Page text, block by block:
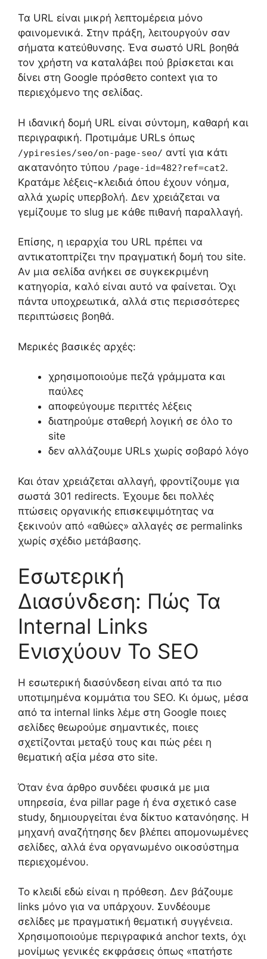
Τα URL είναι μικρή λεπτομέρεια μόνο
φαινομενικά. Στην πράξη, λειτουργούν σαν
σήματα κατεύθυνσης. Ένα σωστό URL βοηθά
τον χρήστη να καταλάβει πού βρίσκεται και
δίνει στη Google πρόσθετο context για το
περιεχόμενο της σελίδας.
Η ιδανική δομή URL είναι σύντομη, καθαρή και
περιγραφική. Προτιμάμε URLs όπως
/ypiresies/seo/on-page-seo/ αντί για κάτι
ακατανόητο τύπου /page-id=482?ref=cat2.
Κρατάμε λέξεις-κλειδιά όπου έχουν νόημα,
αλλά χωρίς υπερβολή. Δεν χρειάζεται να
γεμίζουμε το slug με κάθε πιθανή παραλλαγή.
Επίσης, η ιεραρχία του URL πρέπει να
αντικατοπτρίζει την πραγματική δομή του site.
Αν μια σελίδα ανήκει σε συγκεκριμένη
κατηγορία, καλό είναι αυτό να φαίνεται. Όχι
πάντα υποχρεωτικά, αλλά στις περισσότερες
περιπτώσεις βοηθά.
Μερικές βασικές αρχές:
χρησιμοποιούμε πεζά γράμματα και
παύλες
αποφεύγουμε περιττές λέξεις
διατηρούμε σταθερή λογική σε όλο το
site
δεν αλλάζουμε URLs χωρίς σοβαρό λόγο
Και όταν χρειάζεται αλλαγή, φροντίζουμε για
σωστά 301 redirects. Έχουμε δει πολλές
πτώσεις οργανικής επισκεψιμότητας να
ξεκινούν από «αθώες» αλλαγές σε permalinks
χωρίς σχέδιο μετάβασης.
Εσωτερική
Διασύνδεση: Πώς Τα
Internal Links
Ενισχύουν Το SEO
Η εσωτερική διασύνδεση είναι από τα πιο
υποτιμημένα κομμάτια του SEO. Κι όμως, μέσα
από τα internal links λέμε στη Google ποιες
σελίδες θεωρούμε σημαντικές, ποιες
σχετίζονται μεταξύ τους και πώς ρέει η
θεματική αξία μέσα στο site.
Όταν ένα άρθρο συνδέει φυσικά με μια
υπηρεσία, ένα pillar page ή ένα σχετικό case
study, δημιουργείται ένα δίκτυο κατανόησης. Η
μηχανή αναζήτησης δεν βλέπει απομονωμένες
σελίδες, αλλά ένα οργανωμένο οικοσύστημα
περιεχομένου.
Το κλειδί εδώ είναι η πρόθεση. Δεν βάζουμε
links μόνο για να υπάρχουν. Συνδέουμε
σελίδες με πραγματική θεματική συγγένεια.
Χρησιμοποιούμε περιγραφικά anchor texts, όχι
μονίμως γενικές εκφράσεις όπως «πατήστε